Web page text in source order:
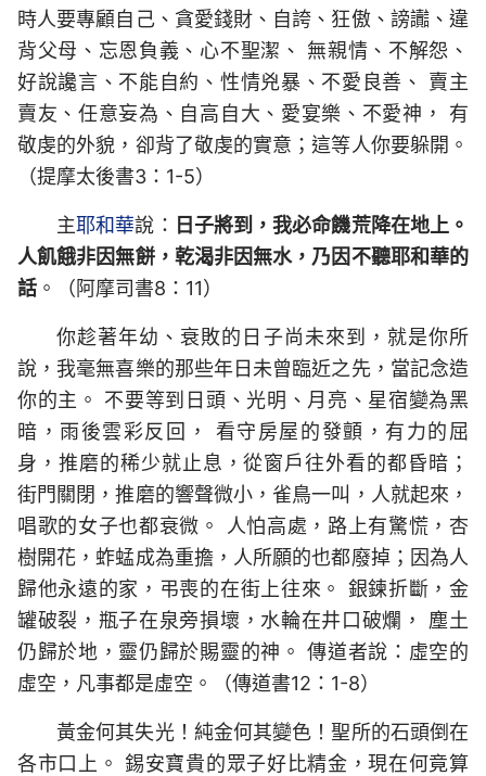
時人要專顧自己、貪愛錢財、自誇、狂傲、謗讟、違
背父母、忘恩負義、心不聖潔、 無親情、不解怨、
好說讒言、不能自約、性情兇暴、不愛良善、 賣主
賣友、任意妄為、自高自大、愛宴樂、不愛神， 有
敬虔的外貌，卻背了敬虔的實意；這等人你要躲開。
（提摩太後書3：1-5）
主耶和華說： 日子將到，我必命饑荒降在地上。
人飢餓非因無餅，乾渴非因無水，乃因不聽耶和華的
話 。（阿摩司書8：11）
你趁著年幼、衰敗的日子尚未來到，就是你所
說，我毫無喜樂的那些年日未曾臨近之先，當記念造
你的主。 不要等到日頭、光明、月亮、星宿變為黑
暗，雨後雲彩反回， 看守房屋的發顫，有力的屈
身，推磨的稀少就止息，從窗戶往外看的都昏暗；
街門關閉，推磨的響聲微小，雀鳥一叫，人就起來，
唱歌的女子也都衰微。 人怕高處，路上有驚慌，杏
樹開花，蚱蜢成為重擔，人所願的也都廢掉；因為人
歸他永遠的家，弔喪的在街上往來。 銀鍊折斷，金
罐破裂，瓶子在泉旁損壞，水輪在井口破爛， 塵土
仍歸於地，靈仍歸於賜靈的神。 傳道者說：虛空的
虛空，凡事都是虛空。（傳道書12：1-8）
黃金何其失光！純金何其變色！聖所的石頭倒在
各市口上。 錫安寶貴的眾子好比精金，現在何竟算